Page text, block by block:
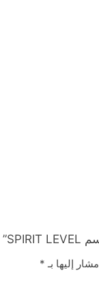
إليها بـ *